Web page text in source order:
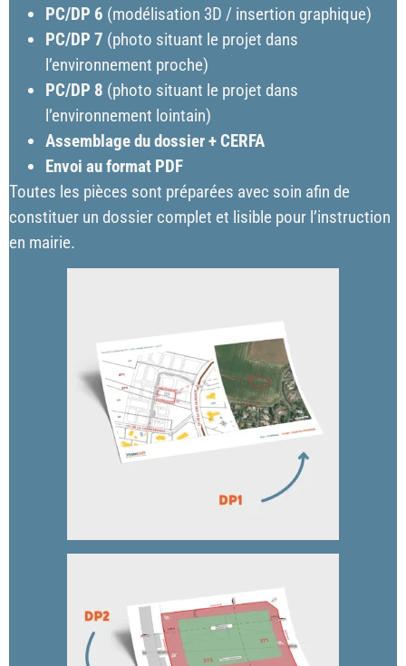
PC/DP 6 (modélisation 3D / insertion graphique)
PC/DP 7 (photo situant le projet dans
l’environnement proche)
PC/DP 8 (photo situant le projet dans
l’environnement lointain)
Assemblage du dossier + CERFA
Envoi au format PDF
Toutes les pièces sont préparées avec soin afin de
constituer un dossier complet et lisible pour l’instruction
en mairie.